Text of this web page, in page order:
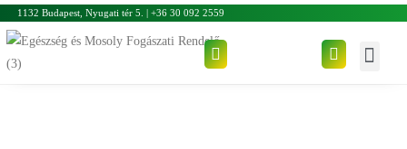
1132 Budapest, Nyugati tér 5. | +36 30 092 2559